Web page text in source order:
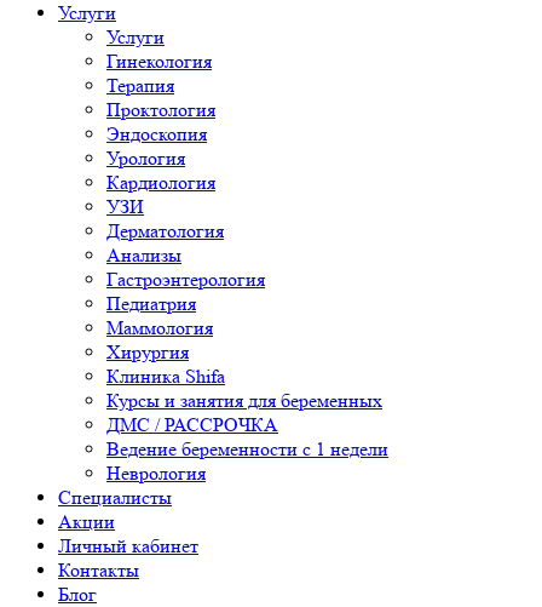
Услуги
Услуги
Гинекология
Терапия
Проктология
Эндоскопия
Урология
Кардиология
УЗИ
Дерматология
Анализы
Гастроэнтерология
Педиатрия
Маммология
Хирургия
Клиника Shifa
Курсы и занятия для беременных
ДМС / РАССРОЧКА
Ведение беременности с 1 недели
Неврология
Специалисты
Акции
Личный кабинет
Контакты
Блог